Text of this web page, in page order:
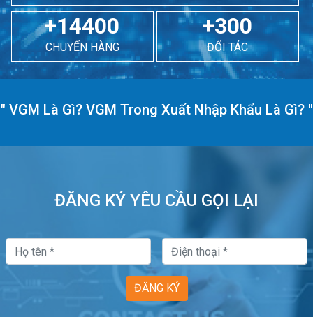
+14400
CHUYẾN HÀNG
+300
ĐỐI TÁC
" VGM Là Gì? VGM Trong Xuất Nhập Khẩu Là Gì? "
ĐĂNG KÝ YÊU CẦU GỌI LẠI
ĐĂNG KÝ